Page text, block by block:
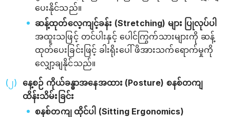
ပေးနိုင်သည်။
ဆန့်ထုတ်လေ့ကျင့်ခန်း (Stretching) များ ပြုလုပ်ပါ
အထူးသဖြင့် တင်ပါးနှင့် ပေါင်ကြွက်သားများကို ဆန့်
ထုတ်ပေးခြင်းဖြင့် ခါးရိုးပေါ် ဖိအားသက်ရောက်မှုကို
လျှော့ချနိုင်သည်။
နေ့စဉ် ကိုယ်ခန္ဓာအနေအထား (Posture) စနစ်တကျ
ထိန်းသိမ်းခြင်း
စနစ်တကျ ထိုင်ပါ (Sitting Ergonomics)